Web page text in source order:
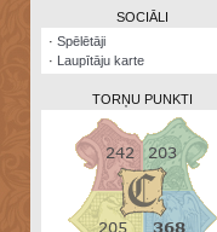
Zināšanu
SOCIĀLI
· Spēlētāji
· Laupītāju karte
TORŅU PUNKTI